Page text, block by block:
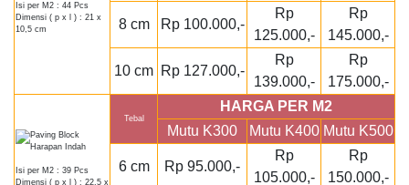
Isi per M2 : 44 Pcs
Dimensi ( p x l ) : 21 x
10,5 cm
8 cm Rp 100.000,-
Rp
125.000,-
Rp
145.000,-
10 cm Rp 127.000,-
Rp
139.000,-
Rp
175.000,-
Isi per M2 : 39 Pcs
Dimensi ( p x l ) : 22,5 x
Tebal
HARGA PER M2
Mutu K300
Mutu K400 Mutu K500
6 cm Rp 95.000,-
Rp
105.000,-
Rp
150.000,-